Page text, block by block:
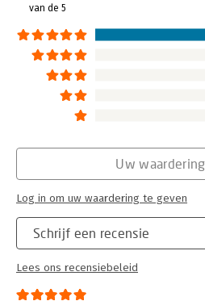
van de 5
Schrijf een recensie
Lees ons recensiebeleid
Uw waardering
Log in om uw waardering te geven